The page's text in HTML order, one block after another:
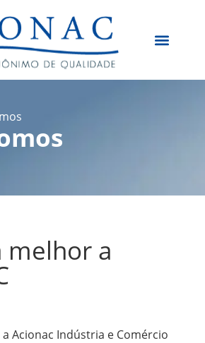
melhor a
Acionac Indústria e Comércio